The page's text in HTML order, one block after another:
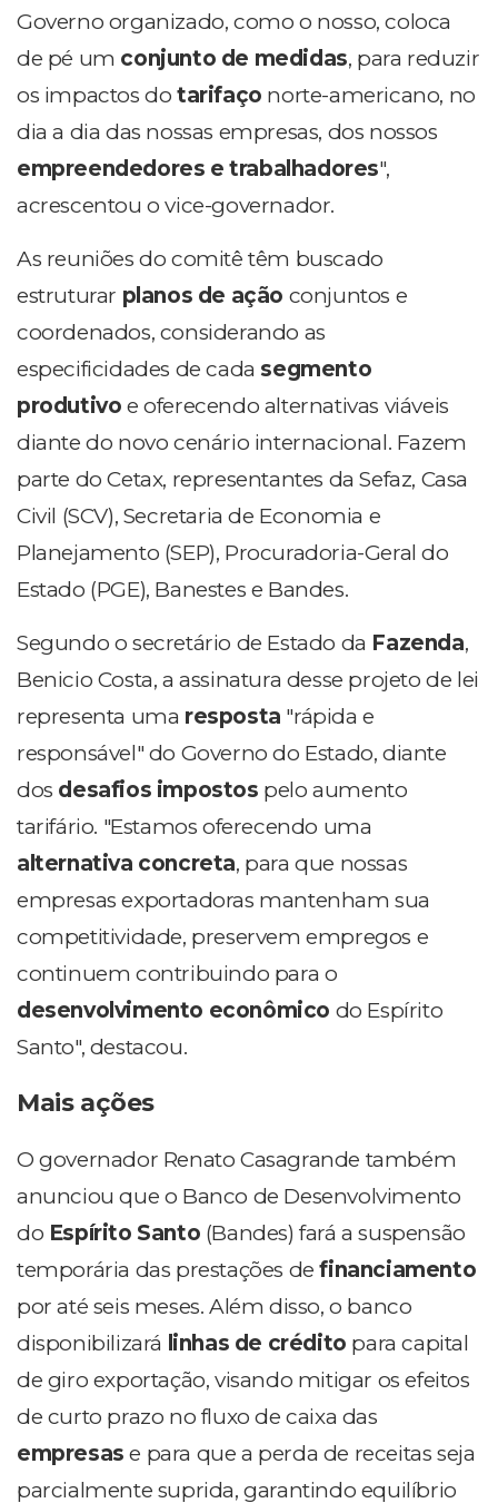
Governo organizado, como o nosso, coloca
de pé um conjunto de medidas, para reduzir
os impactos do tarifaço norte-americano, no
dia a dia das nossas empresas, dos nossos
empreendedores e trabalhadores",
acrescentou o vice-governador.
As reuniões do comitê têm buscado
estruturar planos de ação conjuntos e
coordenados, considerando as
especificidades de cada segmento
produtivo e oferecendo alternativas viáveis
diante do novo cenário internacional. Fazem
parte do Cetax, representantes da Sefaz, Casa
Civil (SCV), Secretaria de Economia e
Planejamento (SEP), Procuradoria-Geral do
Estado (PGE), Banestes e Bandes.
Segundo o secretário de Estado da Fazenda,
Benicio Costa, a assinatura desse projeto de lei
representa uma resposta "rápida e
responsável" do Governo do Estado, diante
dos desafios impostos pelo aumento
tarifário. "Estamos oferecendo uma
alternativa concreta, para que nossas
empresas exportadoras mantenham sua
competitividade, preservem empregos e
continuem contribuindo para o
desenvolvimento econômico do Espírito
Santo", destacou.
Mais ações
O governador Renato Casagrande também
anunciou que o Banco de Desenvolvimento
do Espírito Santo (Bandes) fará a suspensão
temporária das prestações definanciamento
por até seis meses. Além disso, o banco
disponibilizará linhas de crédito para capital
de giro exportação, visando mitigar os efeitos
de curto prazo no fluxo de caixa das
empresas e para que a perda de receitas seja
parcialmente suprida, garantindo equilíbrio